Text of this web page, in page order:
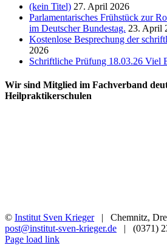
(kein Titel) 27. April 2026
Parlamentarisches Frühstück zur
im Deutscher Bundestag. 23. April
Kostenlose Besprechung der
2026
Schriftliche Prüfung 18.03.26 Viel
Wir sind Mitglied im Fachverband
Heilpraktikerschulen
© Institut Sven Krieger| Chemnitz,
post@institut-sven-krieger.de | (0371)
Facebook
YouTube
Instagram
Rss
Page load link